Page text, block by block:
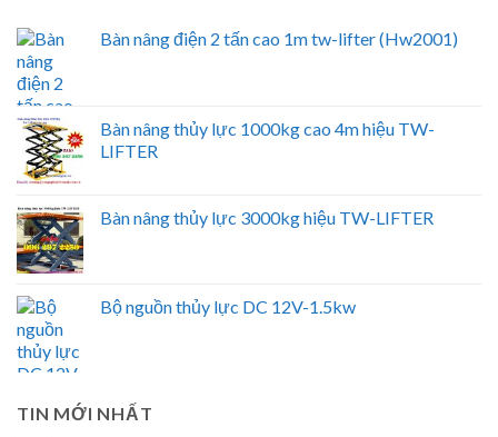
Bàn nâng điện 2 tấn cao 1m tw-lifter (Hw2001)
Bàn nâng thủy lực 1000kg cao 4m hiệu TW-
LIFTER
Bàn nâng thủy lực 3000kg hiệu TW-LIFTER
Bộ nguồn thủy lực DC 12V-1.5kw
TIN MỚI NHẤT